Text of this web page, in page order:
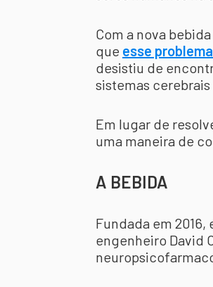
Com a nova
que esse
desistiu de
sistemas
Em lugar de
uma maneira de
A BEBIDA
Fundada em 2016,
engenheiro David